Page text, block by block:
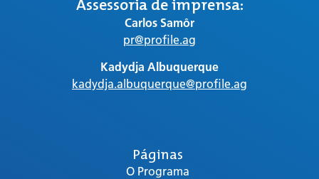
Páginas
O Programa
Carlos Samôr
pr@profile.ag
Kadydja Albuquerque
kadydja.albuquerque@profile.ag